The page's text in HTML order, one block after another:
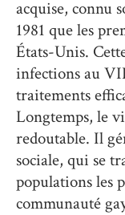
acquise, connu
1981 que les
États-Unis.
infections au
traitements
Longtemps, le
redoutable. Il
sociale, qui se
populations les
communauté